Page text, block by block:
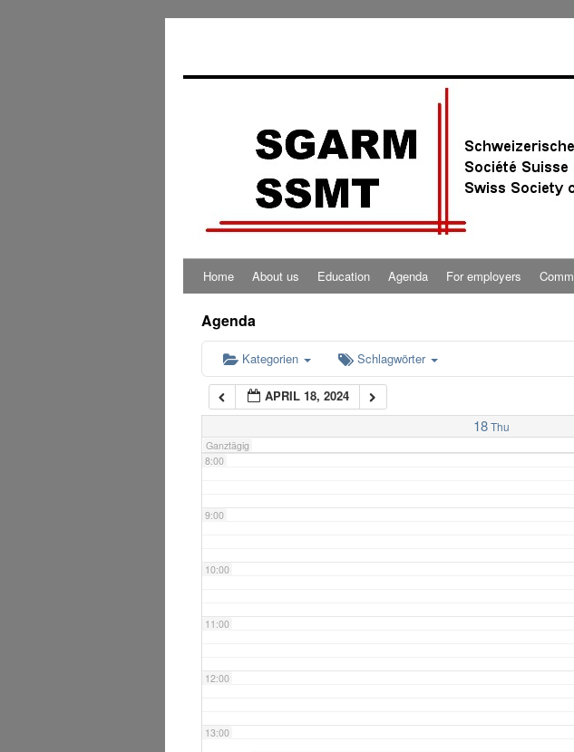
Home About us Education Agenda For employers
Agenda
Kategorien Schlagwörter
APRIL 18, 2024
18Thu
Ganztägig
1:00
5:00
6:00
7:00
8:00
9:00
10:00
11:00
12:00
13:00